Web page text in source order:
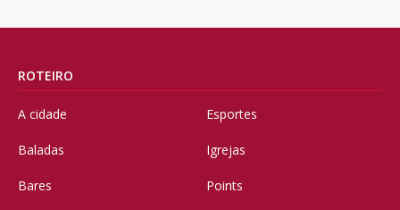
ROTEIRO
A cidade
Baladas
Bares
Esportes
Igrejas
Points